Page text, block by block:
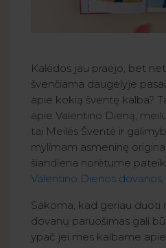
Kalėdos jau praėjo, bet
švenčiama daugelyje
apie kokią šventę kalba?
apie Valentino Dieną,
tai Meilės Šventė ir
mylimam asmeninę
šiandiena norėtume
Valentino Dienos
Sakoma, kad geriau duoti
dovanų paruošimas gali
ypač jei mes kalbame